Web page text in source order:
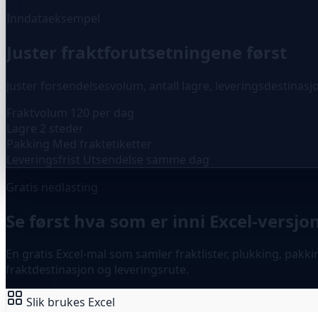
Inndataeksempel
Juster fraktforutsetningene først
Juster forsendelsesvolum, antall lagre,
Fraktvolum
120 per dag
Lagre 2 steder
Pakking
Med fraktetiketter
Leveringsfrist
Utsendelse samme dag
Gratis nedlasting
Se først hva som er inni Excel-
En gratis Excel-mal som samler fraktlister, plukking,
fraktdestinasjon og leveringsrute.
Slik brukes Excel